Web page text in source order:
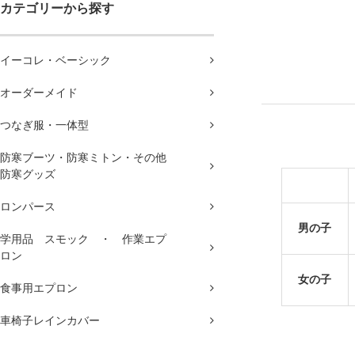
カテゴリーから探す
イーコレ・ベーシック
オーダーメイド
つなぎ服・一体型
防寒ブーツ・防寒ミトン・その他
防寒グッズ
ロンパース
学用品 スモック ・ 作業エプ
ロン
食事用エプロン
車椅子レインカバー
男の子
女の子